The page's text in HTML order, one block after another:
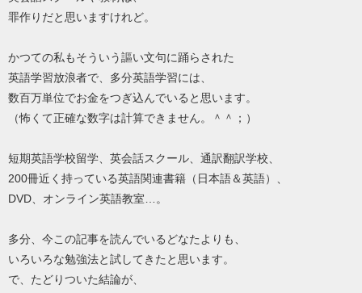
罪作りだと思いますけれど。
かつての私もそういう謳い文句に踊らされた
英語学習放浪者で、多分英語学習には、
数百万単位でお金をつぎ込んでいると思います。
（怖くて正確な数字は計算できません。＾＾；）
短期英語学校留学、英会話スクール、通訳翻訳学校、
200冊近く持っている英語関連書籍（日本語＆英語）、
DVD、オンライン英語教室…。
多分、今この記事を読んでいるどなたよりも、
いろいろな勉強法と試してきたと思います。
で、たどりついた結論が、